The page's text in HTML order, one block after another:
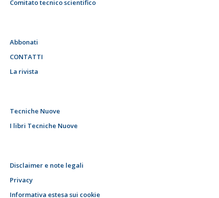
Comitato tecnico scientifico
Abbonati
CONTATTI
La rivista
Tecniche Nuove
I libri Tecniche Nuove
Disclaimer e note legali
Privacy
Informativa estesa sui cookie